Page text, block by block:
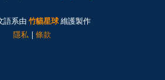
語系由 竹貓星球維護製作
隱私|條款